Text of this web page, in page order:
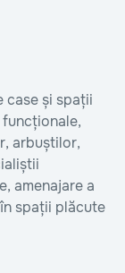
case și spații
arbuștilor,
amenajare a
spații plăcute